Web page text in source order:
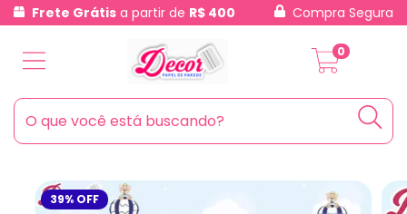
Frete Grátis a partir de R$ 400 Compra Segura
0
39% OFF